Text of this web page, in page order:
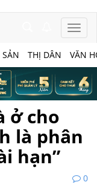
SẢN THỊ DÂN VĂN
ở cho
là phân
hạn”
0